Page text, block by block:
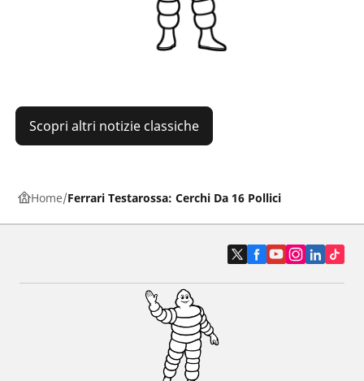
Scopri altri notizie classiche
Home Ferrari Testarossa: Cerchi Da 16 Pollici